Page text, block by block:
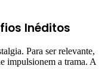
Inéditos
Para ser relevante,
impulsionem a trama. A